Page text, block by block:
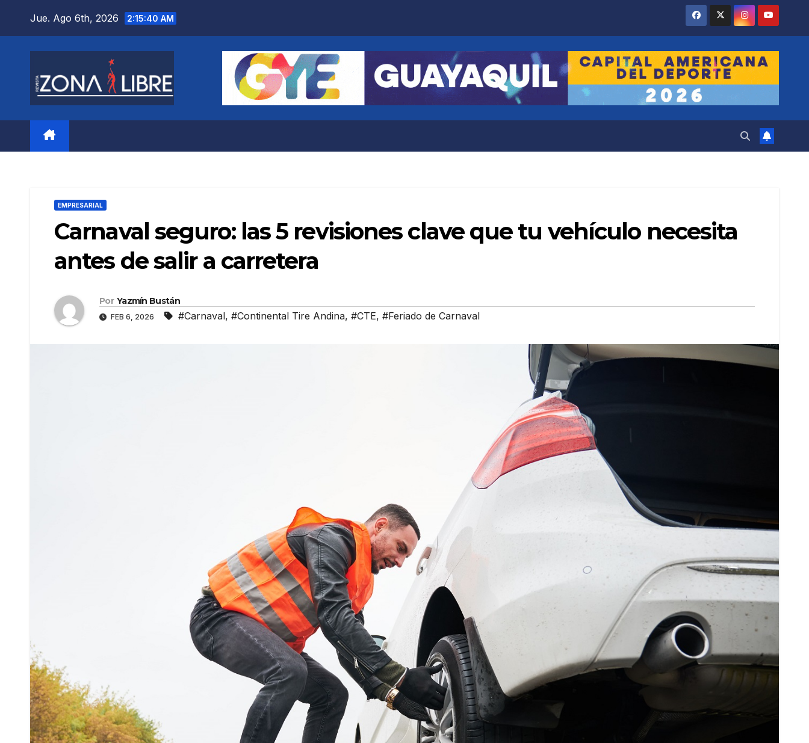
Jue. Ago 6th, 2026 2:15:41 AM
EMPRESARIAL
Carnaval seguro: las 5 revisiones clave que tu vehículo necesita
antes de salir a carretera
Por Yazmín Bustán
FEB 6, 2026 #Carnaval, #Continental Tire Andina, #CTE, #Feriado de Carnaval